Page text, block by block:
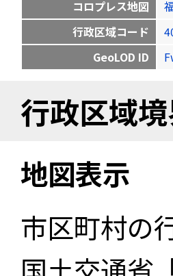
コロプレス地図
行政区域コード
GeoLOD ID
行政区域
地図表示
市区町村の